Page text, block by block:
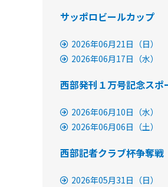
サッポロビールカップ
2026年06月21日（日）
2026年06月17日（水）
西部発刊１万号記念スポ
2026年06月10日（水）
2026年06月06日（土）
西部記者クラブ杯争奪戦
2026年05月31日（日）